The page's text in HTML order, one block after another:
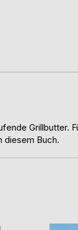
Grillbutter.
diesem Buch.